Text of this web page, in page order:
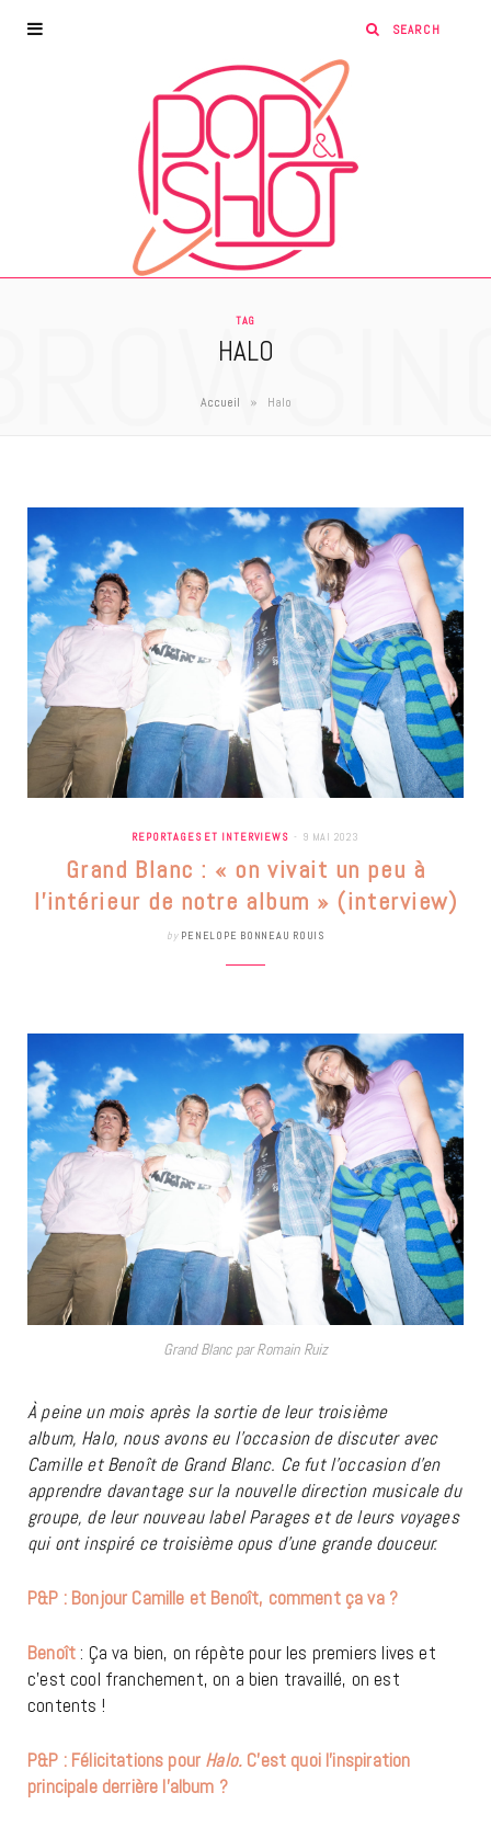
TAG
HALO
Accueil » Halo
REPORTAGES ET INTERVIEWS 9 MAI 2023
Grand Blanc : « on vivait un peu à
l’intérieur de notre album » (interview)
by PENELOPE BONNEAU ROUIS
Grand Blanc par Romain Ruiz
À peine un mois après la sortie de leur troisième
album, Halo, nous avons eu l’occasion de discuter avec
Camille et Benoît de Grand Blanc. Ce fut l’occasion d’en
apprendre davantage sur la nouvelle direction musicale du
groupe, de leur nouveau label Parages et de leurs voyages
qui ont inspiré ce troisième opus d’une grande douceur.
P&P : Bonjour Camille et Benoît, comment ça va ?
Benoît : Ça va bien, on répète pour les premiers lives et
c’est cool franchement, on a bien travaillé, on est
contents !
P&P : Félicitations pour Halo. C’est quoi l’inspiration
principale derrière l’album ?